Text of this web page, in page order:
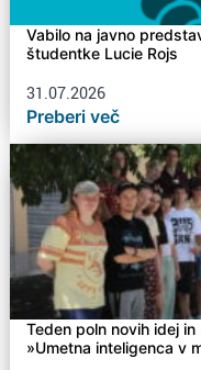
Vabilo na javno
študentke Lucie Rojs
31.07.2026
Preberi več
Teden poln novih idej
»Umetna inteligenca v